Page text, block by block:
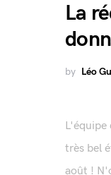
La
by Léo
L'équipe
très bel
août !